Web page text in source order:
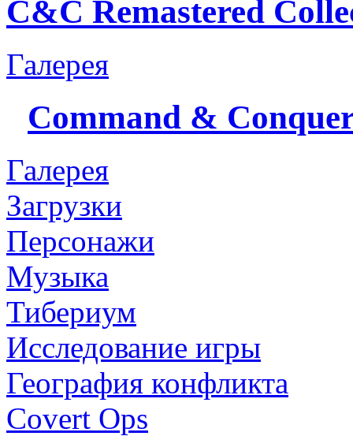
C&C Remastered
Галерея
Command &
Галерея
Загрузки
Персонажи
Музыка
Тибериум
Исследование игры
География конфликта
Covert Ops